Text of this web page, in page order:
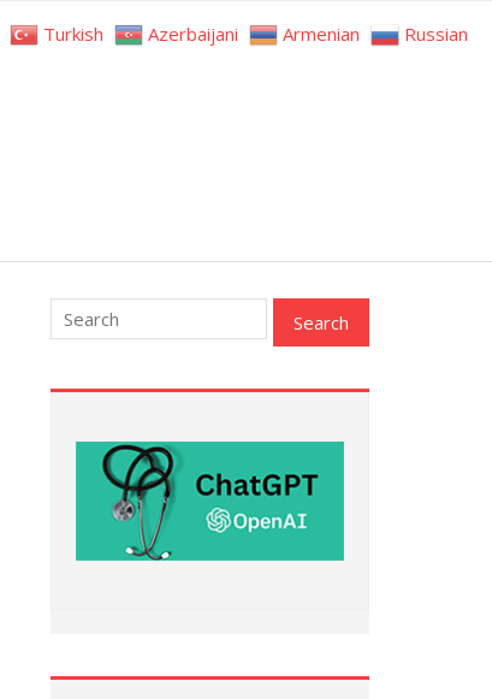
Turkish Azerbaijani Armenian Russian